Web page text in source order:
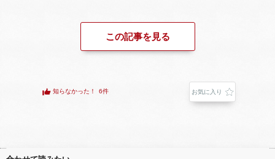
この記事を見る
知らなかった！ 6件 お気に入り